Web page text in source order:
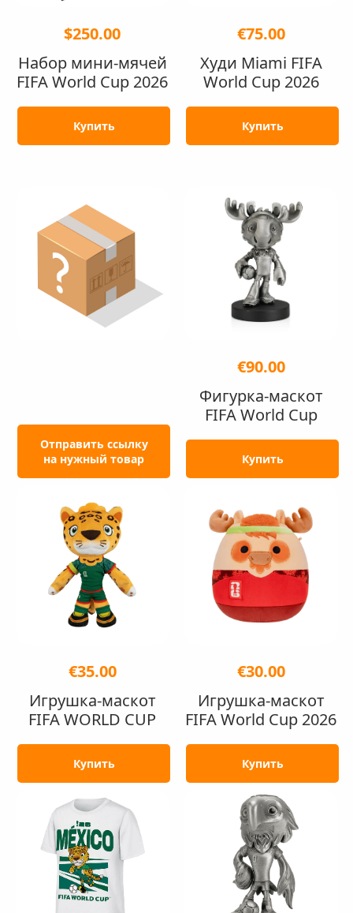
$250.00
Набор мини-мячей
FIFA World Cup 2026
Купить
€75.00
Худи Miami FIFA
World Cup 2026
Купить
Отправить ссылку
на нужный товар
€90.00
Фигурка-маскот
FIFA World Cup
Купить
€35.00
Игрушка-маскот
FIFA WORLD CUP
Купить
€30.00
Игрушка-маскот
FIFA World Cup 2026
Купить